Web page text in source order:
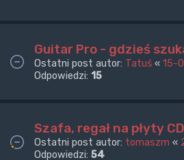
Guitar Pro - gdzieś
Ostatni post autor: Tatuś « 15-
Odpowiedzi: 15
Szafa, regał na płyty
Ostatni post autor: tomaszm «
Odpowiedzi: 54